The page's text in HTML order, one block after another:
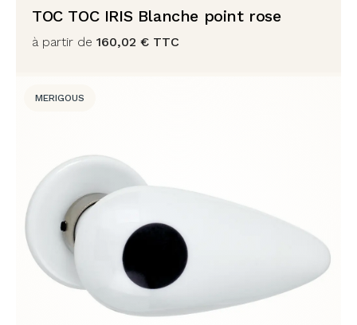
TOC TOC IRIS Blanche point rose
à partir de 160,02 € TTC
MERIGOUS